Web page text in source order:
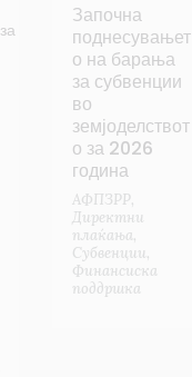
Започна
поднесувањет
о на барања
за субвенции
во
земјоделствот
о за 2026
година
АФПЗРР,
Директни
плаќања,
Субвенции,
Финансиска
поддршка